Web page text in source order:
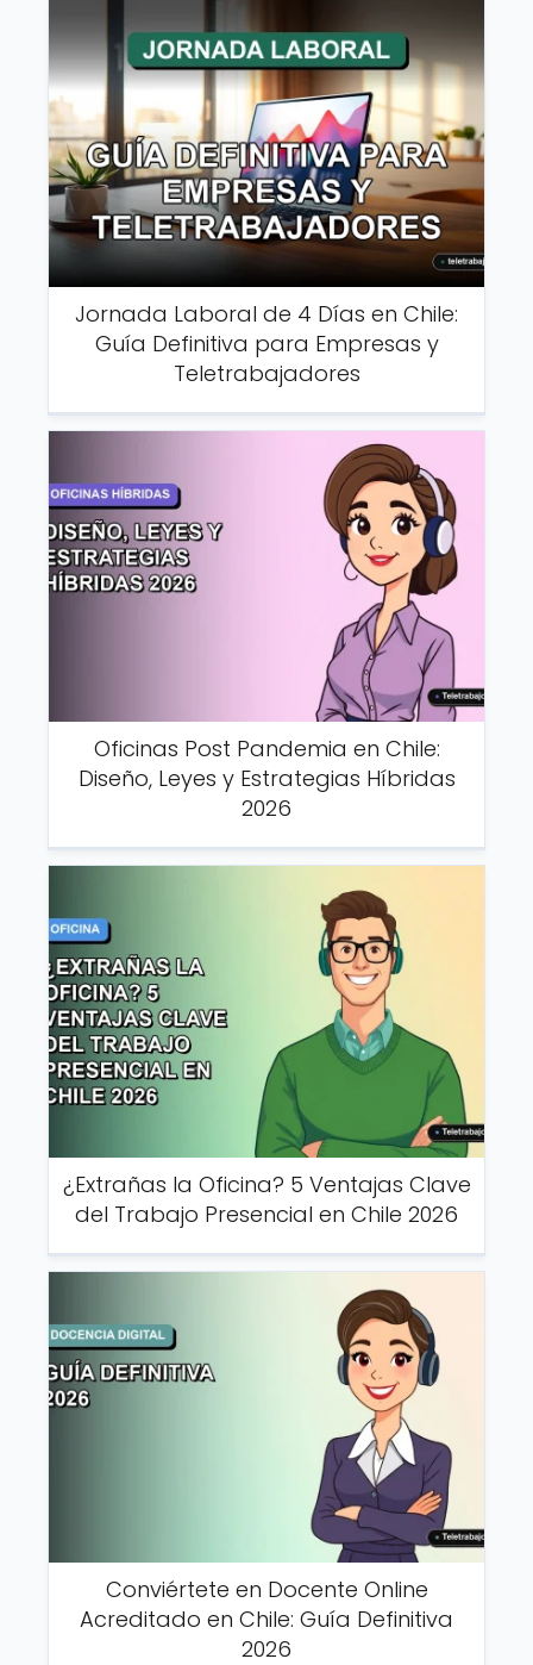
Jornada Laboral de 4 Días en Chile:
Guía Definitiva para Empresas y
Teletrabajadores
Oficinas Post Pandemia en Chile:
Diseño, Leyes y Estrategias Híbridas
2026
¿Extrañas la Oficina? 5 Ventajas Clave
del Trabajo Presencial en Chile 2026
Conviértete en Docente Online
Acreditado en Chile: Guía Definitiva
2026